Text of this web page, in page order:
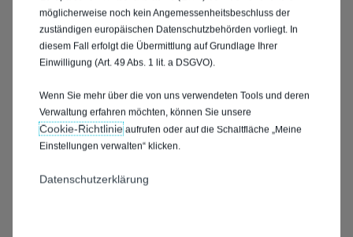
möglicherweise noch kein Angemessenheitsbeschluss der
zuständigen europäischen Datenschutzbehörden vorliegt. In
diesem Fall erfolgt die Übermittlung auf Grundlage Ihrer
Einwilligung (Art. 49 Abs. 1 lit. a DSGVO).
Wenn Sie mehr über die von uns verwendeten Tools und deren
Verwaltung erfahren möchten, können Sie unsere
Cookie‑Richtlinieaufrufen oder auf die Schaltfläche „Meine
Einstellungen verwalten“ klicken.
Datenschutzerklärung